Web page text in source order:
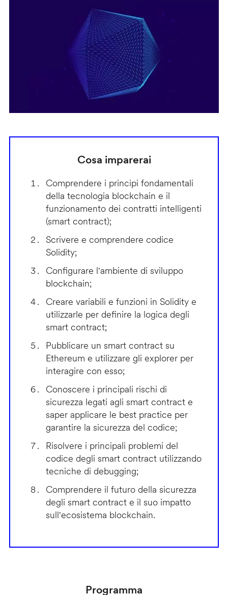
Cosa imparerai
Comprendere i principi fondamentali
della tecnologia blockchain e il
funzionamento dei contratti intelligenti
(smart contract);
Scrivere e comprendere codice
Solidity;
Configurare l'ambiente di sviluppo
blockchain;
Creare variabili e funzioni in Solidity e
utilizzarle per definire la logica degli
smart contract;
Pubblicare un smart contract su
Ethereum e utilizzare gli explorer per
interagire con esso;
Conoscere i principali rischi di
sicurezza legati agli smart contract e
saper applicare le best practice per
garantire la sicurezza del codice;
Risolvere i principali problemi del
codice degli smart contract utilizzando
tecniche di debugging;
Comprendere il futuro della sicurezza
degli smart contract e il suo impatto
sull'ecosistema blockchain.
Programma